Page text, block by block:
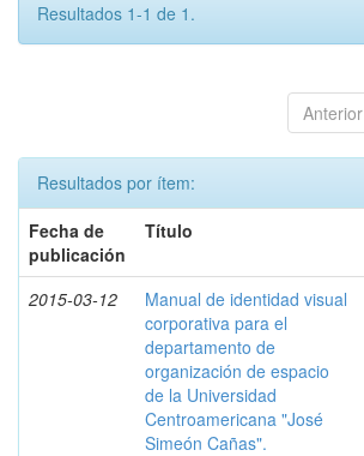
Resultados 1-1 de 1.
Anterior
Resultados por ítem:
Fecha de
publicación
Título
2015-03-12
Manual de identidad visual
corporativa para el
departamento de
organización de espacio
de la Universidad
Centroamericana "José
Simeón Cañas".